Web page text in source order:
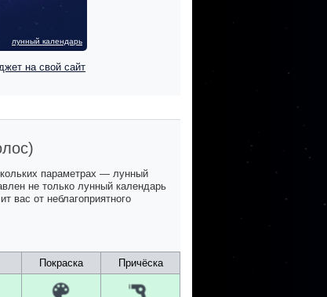
лунный календарь
на свой сайт
параметрах — лунный
не только лунный календарь
вас от неблагоприятного
Покраска Причёска